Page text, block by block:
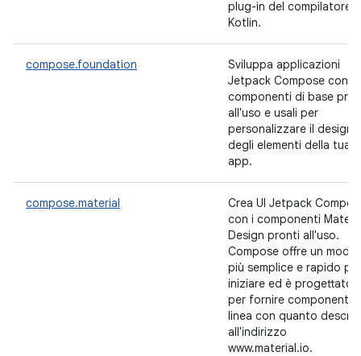
plug-in del compilatore
Kotlin.
compose.foundation
Sviluppa applicazioni
Jetpack Compose con i
componenti di base
all'uso e usali per
personalizzare il design
degli elementi della tua
app.
compose.material
Crea UI Jetpack
con i componenti
Design pronti all'uso.
Compose offre un modo
più semplice e rapido per
iniziare ed è progettato
per fornire componenti
linea con quanto
all'indirizzo
www.material.io.